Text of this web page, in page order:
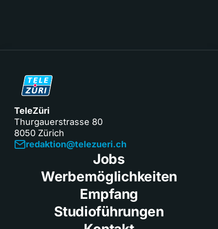
TeleZüri
Thurgauerstrasse 80
8050 Zürich
redaktion@telezueri.ch
Jobs
Werbemöglichkeiten
Empfang
Studioführungen